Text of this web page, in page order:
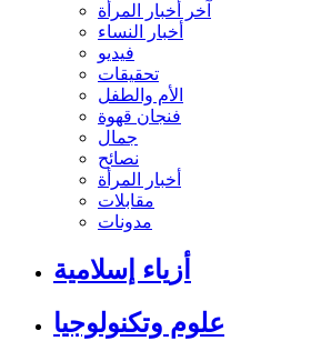
آخر أخبار المرأة
أخبار النساء
فيديو
تحقيقات
الأم والطفل
فنجان قهوة
جمال
نصائح
أخبار المرأة
مقابلات
مدونات
أزياء إسلامية
علوم وتكنولوجيا